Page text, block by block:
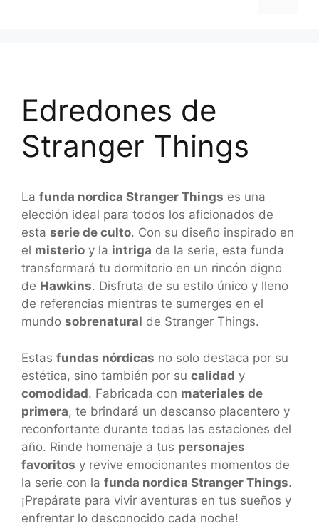
Edredones de
Stranger Things
La funda nordica Stranger Things es una
elección ideal para todos los aficionados de
esta serie de culto. Con su diseño inspirado en
el misterio y la intriga de la serie, esta funda
transformará tu dormitorio en un rincón digno
de Hawkins. Disfruta de su estilo único y lleno
de referencias mientras te sumerges en el
mundo sobrenatural de Stranger Things.
Estas fundas nórdicas no solo destaca por su
estética, sino también por su calidad y
comodidad. Fabricada con materiales de
primera, te brindará un descanso placentero y
reconfortante durante todas las estaciones del
año. Rinde homenaje a tus personajes
favoritos y revive emocionantes momentos de
la serie con la funda nordica Stranger Things.
¡Prepárate para vivir aventuras en tus sueños y
enfrentar lo desconocido cada noche!